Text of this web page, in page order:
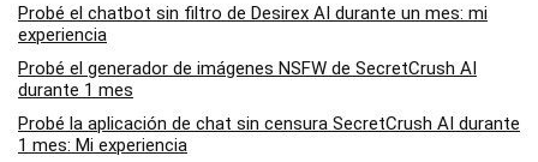
Probé el chatbot sin filtro de Desirex AI durante un mes: mi
experiencia
Probé el generador de imágenes NSFW de SecretCrush AI
durante 1 mes
Probé la aplicación de chat sin censura SecretCrush AI durante
1 mes: Mi experiencia